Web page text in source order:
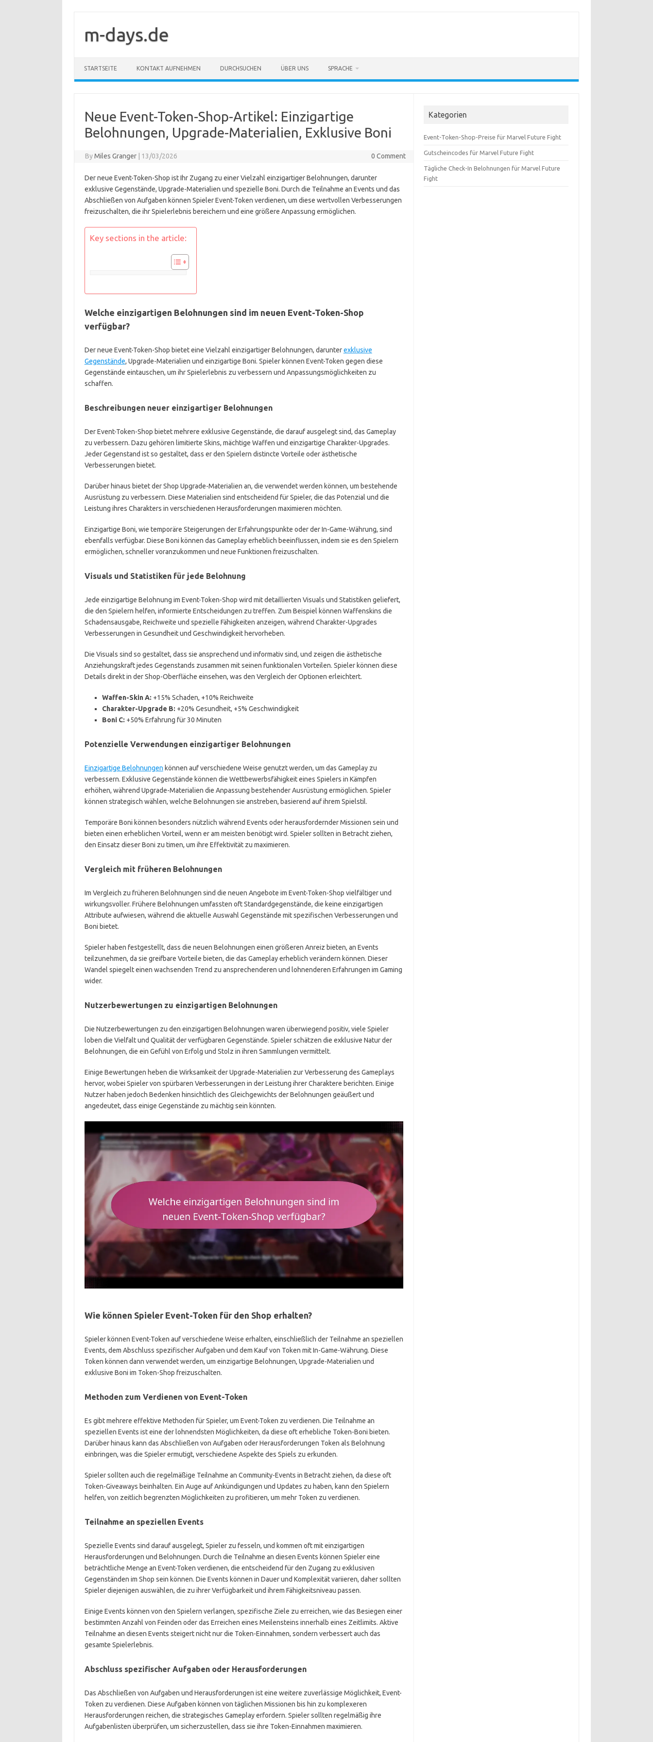
m-days.de
STARTSEITE KONTAKT AUFNEHMEN DURCHSUCHEN ÜBER UNS SPRACHE
Neue Event-Token-Shop-Artikel: Einzigartige
Belohnungen, Upgrade-Materialien, Exklusive Boni
ByMiles Granger 13/03/2026 0 Comment
Der neue Event-Token-Shop ist Ihr Zugang zu einer Vielzahl einzigartiger Belohnungen, darunter
exklusive Gegenstände, Upgrade-Materialien und spezielle Boni. Durch die Teilnahme an Events und das
Abschließen von Aufgaben können Spieler Event-Token verdienen, um diese wertvollen Verbesserungen
freizuschalten, die ihr Spielerlebnis bereichern und eine größere Anpassung ermöglichen.
Key sections in the article:
Welche einzigartigen Belohnungen sind im neuen Event-Token-Shop
verfügbar?
Der neue Event-Token-Shop bietet eine Vielzahl einzigartiger Belohnungen, darunterexklusive
Gegenstände, Upgrade-Materialien und einzigartige Boni. Spieler können Event-Token gegen diese
Gegenstände eintauschen, um ihr Spielerlebnis zu verbessern und Anpassungsmöglichkeiten zu
schaffen.
Beschreibungen neuer einzigartiger Belohnungen
Der Event-Token-Shop bietet mehrere exklusive Gegenstände, die darauf ausgelegt sind, das Gameplay
zu verbessern. Dazu gehören limitierte Skins, mächtige Waffen und einzigartige Charakter-Upgrades.
Jeder Gegenstand ist so gestaltet, dass er den Spielern distincte Vorteile oder ästhetische
Verbesserungen bietet.
Darüber hinaus bietet der Shop Upgrade-Materialien an, die verwendet werden können, um bestehende
Ausrüstung zu verbessern. Diese Materialien sind entscheidend für Spieler, die das Potenzial und die
Leistung ihres Charakters in verschiedenen Herausforderungen maximieren möchten.
Einzigartige Boni, wie temporäre Steigerungen der Erfahrungspunkte oder der In-Game-Währung, sind
ebenfalls verfügbar. Diese Boni können das Gameplay erheblich beeinflussen, indem sie es den Spielern
ermöglichen, schneller voranzukommen und neue Funktionen freizuschalten.
Visuals und Statistiken für jede Belohnung
Jede einzigartige Belohnung im Event-Token-Shop wird mit detaillierten Visuals und Statistiken geliefert,
die den Spielern helfen, informierte Entscheidungen zu treffen. Zum Beispiel können Waffenskins die
Schadensausgabe, Reichweite und spezielle Fähigkeiten anzeigen, während Charakter-Upgrades
Verbesserungen in Gesundheit und Geschwindigkeit hervorheben.
Die Visuals sind so gestaltet, dass sie ansprechend und informativ sind, und zeigen die ästhetische
Anziehungskraft jedes Gegenstands zusammen mit seinen funktionalen Vorteilen. Spieler können diese
Details direkt in der Shop-Oberfläche einsehen, was den Vergleich der Optionen erleichtert.
Waffen-Skin A: +15% Schaden, +10% Reichweite
Charakter-Upgrade B: +20% Gesundheit, +5% Geschwindigkeit
Boni C: +50% Erfahrung für 30 Minuten
Potenzielle Verwendungen einzigartiger Belohnungen
Einzigartige Belohnungen können auf verschiedene Weise genutzt werden, um das Gameplay zu
verbessern. Exklusive Gegenstände können die Wettbewerbsfähigkeit eines Spielers in Kämpfen
erhöhen, während Upgrade-Materialien die Anpassung bestehender Ausrüstung ermöglichen. Spieler
können strategisch wählen, welche Belohnungen sie anstreben, basierend auf ihrem Spielstil.
Temporäre Boni können besonders nützlich während Events oder herausfordernder Missionen sein und
bieten einen erheblichen Vorteil, wenn er am meisten benötigt wird. Spieler sollten in Betracht ziehen,
den Einsatz dieser Boni zu timen, um ihre Effektivität zu maximieren.
Vergleich mit früheren Belohnungen
Im Vergleich zu früheren Belohnungen sind die neuen Angebote im Event-Token-Shop vielfältiger und
wirkungsvoller. Frühere Belohnungen umfassten oft Standardgegenstände, die keine einzigartigen
Attribute aufwiesen, während die aktuelle Auswahl Gegenstände mit spezifischen Verbesserungen und
Boni bietet.
Spieler haben festgestellt, dass die neuen Belohnungen einen größeren Anreiz bieten, an Events
teilzunehmen, da sie greifbare Vorteile bieten, die das Gameplay erheblich verändern können. Dieser
Wandel spiegelt einen wachsenden Trend zu ansprechenderen und lohnenderen Erfahrungen im Gaming
wider.
Nutzerbewertungen zu einzigartigen Belohnungen
Die Nutzerbewertungen zu den einzigartigen Belohnungen waren überwiegend positiv, viele Spieler
loben die Vielfalt und Qualität der verfügbaren Gegenstände. Spieler schätzen die exklusive Natur der
Belohnungen, die ein Gefühl von Erfolg und Stolz in ihren Sammlungen vermittelt.
Einige Bewertungen heben die Wirksamkeit der Upgrade-Materialien zur Verbesserung des Gameplays
hervor, wobei Spieler von spürbaren Verbesserungen in der Leistung ihrer Charaktere berichten. Einige
Nutzer haben jedoch Bedenken hinsichtlich des Gleichgewichts der Belohnungen geäußert und
angedeutet, dass einige Gegenstände zu mächtig sein könnten.
Wie können Spieler Event-Token für den Shop erhalten?
Spieler können Event-Token auf verschiedene Weise erhalten, einschließlich der Teilnahme an speziellen
Events, dem Abschluss spezifischer Aufgaben und dem Kauf von Token mit In-Game-Währung. Diese
Token können dann verwendet werden, um einzigartige Belohnungen, Upgrade-Materialien und
exklusive Boni im Token-Shop freizuschalten.
Methoden zum Verdienen von Event-Token
Es gibt mehrere effektive Methoden für Spieler, um Event-Token zu verdienen. Die Teilnahme an
speziellen Events ist eine der lohnendsten Möglichkeiten, da diese oft erhebliche Token-Boni bieten.
Darüber hinaus kann das Abschließen von Aufgaben oder Herausforderungen Token als Belohnung
einbringen, was die Spieler ermutigt, verschiedene Aspekte des Spiels zu erkunden.
Spieler sollten auch die regelmäßige Teilnahme an Community-Events in Betracht ziehen, da diese oft
Token-Giveaways beinhalten. Ein Auge auf Ankündigungen und Updates zu haben, kann den Spielern
helfen, von zeitlich begrenzten Möglichkeiten zu profitieren, um mehr Token zu verdienen.
Teilnahme an speziellen Events
Spezielle Events sind darauf ausgelegt, Spieler zu fesseln, und kommen oft mit einzigartigen
Herausforderungen und Belohnungen. Durch die Teilnahme an diesen Events können Spieler eine
beträchtliche Menge an Event-Token verdienen, die entscheidend für den Zugang zu exklusiven
Gegenständen im Shop sein können. Die Events können in Dauer und Komplexität variieren, daher sollten
Spieler diejenigen auswählen, die zu ihrer Verfügbarkeit und ihrem Fähigkeitsniveau passen.
Einige Events können von den Spielern verlangen, spezifische Ziele zu erreichen, wie das Besiegen einer
bestimmten Anzahl von Feinden oder das Erreichen eines Meilensteins innerhalb eines Zeitlimits. Aktive
Teilnahme an diesen Events steigert nicht nur die Token-Einnahmen, sondern verbessert auch das
gesamte Spielerlebnis.
Abschluss spezifischer Aufgaben oder Herausforderungen
Das Abschließen von Aufgaben und Herausforderungen ist eine weitere zuverlässige Möglichkeit, Event-
Token zu verdienen. Diese Aufgaben können von täglichen Missionen bis hin zu komplexeren
Herausforderungen reichen, die strategisches Gameplay erfordern. Spieler sollten regelmäßig ihre
Aufgabenlisten überprüfen, um sicherzustellen, dass sie ihre Token-Einnahmen maximieren.
Kategorien
Event-Token-Shop-Preise für Marvel Future Fight
Gutscheincodes für Marvel Future Fight
Tägliche Check-In Belohnungen für Marvel Future
Fight